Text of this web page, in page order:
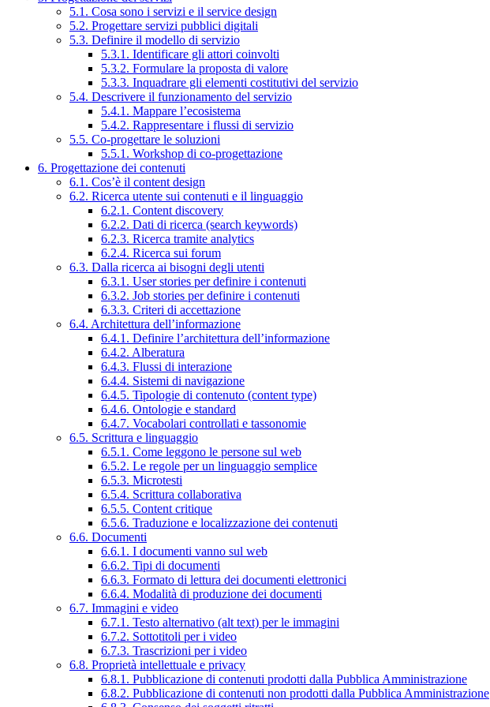
5.1. Cosa sono i servizi e il service design
5.2. Progettare servizi pubblici digitali
5.3. Definire il modello di servizio
5.3.1. Identificare gli attori coinvolti
5.3.2. Formulare la proposta di valore
5.3.3. Inquadrare gli elementi costitutivi del servizio
5.4. Descrivere il funzionamento del servizio
5.4.1. Mappare l’ecosistema
5.4.2. Rappresentare i flussi di servizio
5.5. Co-progettare le soluzioni
5.5.1. Workshop di co-progettazione
6. Progettazione dei contenuti
6.1. Cos’è il content design
6.2. Ricerca utente sui contenuti e il linguaggio
6.2.1. Content discovery
6.2.2. Dati di ricerca (search keywords)
6.2.3. Ricerca tramite analytics
6.2.4. Ricerca sui forum
6.3. Dalla ricerca ai bisogni degli utenti
6.3.1. User stories per definire i contenuti
6.3.2. Job stories per definire i contenuti
6.3.3. Criteri di accettazione
6.4. Architettura dell’informazione
6.4.1. Definire l’architettura dell’informazione
6.4.2. Alberatura
6.4.3. Flussi di interazione
6.4.4. Sistemi di navigazione
6.4.5. Tipologie di contenuto (content type)
6.4.6. Ontologie e standard
6.4.7. Vocabolari controllati e tassonomie
6.5. Scrittura e linguaggio
6.5.1. Come leggono le persone sul web
6.5.2. Le regole per un linguaggio semplice
6.5.3. Microtesti
6.5.4. Scrittura collaborativa
6.5.5. Content critique
6.5.6. Traduzione e localizzazione dei contenuti
6.6. Documenti
6.6.1. I documenti vanno sul web
6.6.2. Tipi di documenti
6.6.3. Formato di lettura dei documenti elettronici
6.6.4. Modalità di produzione dei documenti
6.7. Immagini e video
6.7.1. Testo alternativo (alt text) per le immagini
6.7.2. Sottotitoli per i video
6.7.3. Trascrizioni per i video
6.8. Proprietà intellettuale e privacy
6.8.1. Pubblicazione di contenuti prodotti dalla Pubblica Amministrazione
6.8.2. Pubblicazione di contenuti non prodotti dalla Pubblica Amministrazione